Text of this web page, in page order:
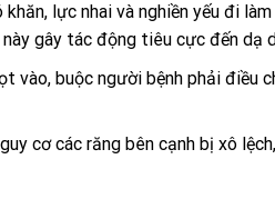
lực nhai và nghiền yếu đi
gây tác động tiêu cực đến dạ
buộc người bệnh phải điều
cơ các răng bên cạnh bị xô